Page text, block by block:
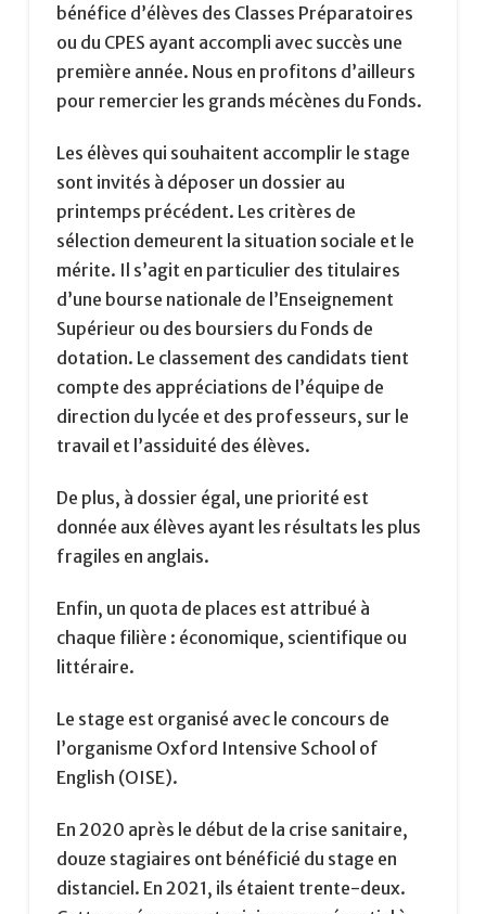
bénéfice d’élèves des Classes Préparatoires
ou du CPES ayant accompli avec succès une
première année. Nous en profitons d’ailleurs
pour remercier les grands mécènes du Fonds.
Les élèves qui souhaitent accomplir le stage
sont invités à déposer un dossier au
printemps précédent. Les critères de
sélection demeurent la situation sociale et le
mérite. Il s’agit en particulier des titulaires
d’une bourse nationale de l’Enseignement
Supérieur ou des boursiers du Fonds de
dotation. Le classement des candidats tient
compte des appréciations de l’équipe de
direction du lycée et des professeurs, sur le
travail et l’assiduité des élèves.
De plus, à dossier égal, une priorité est
donnée aux élèves ayant les résultats les plus
fragiles en anglais.
Enfin, un quota de places est attribué à
chaque filière : économique, scientifique ou
littéraire.
Le stage est organisé avec le concours de
l’organisme Oxford Intensive School of
English (OISE).
En 2020 après le début de la crise sanitaire,
douze stagiaires ont bénéficié du stage en
distanciel. En 2021, ils étaient trente-deux.